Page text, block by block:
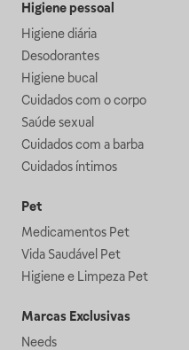
Higiene pessoal
Higiene diária
Desodorantes
Higiene bucal
Cuidados com o corpo
Saúde sexual
Cuidados com a barba
Cuidados íntimos
Pet
Medicamentos Pet
Vida Saudável Pet
Higiene e Limpeza Pet
Marcas Exclusivas
Needs